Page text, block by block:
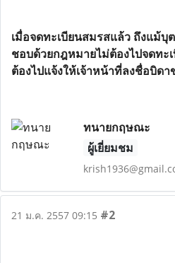
เมื่อจดทะเบียนสมรสแล้ว ถึงแม้บุ
ชอบด้วยกฎหมายไม่ต้องไปจดทะ
ต้องไปแจ้งให้เจ้าหน้าที่ลงชื่อบิดา
ทนายกฤษณะ
ผู้เยี่ยมชม
21 ม.ค. 2557 09:15 #2